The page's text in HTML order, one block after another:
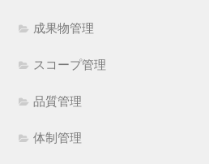
成果物管理
スコープ管理
品質管理
体制管理